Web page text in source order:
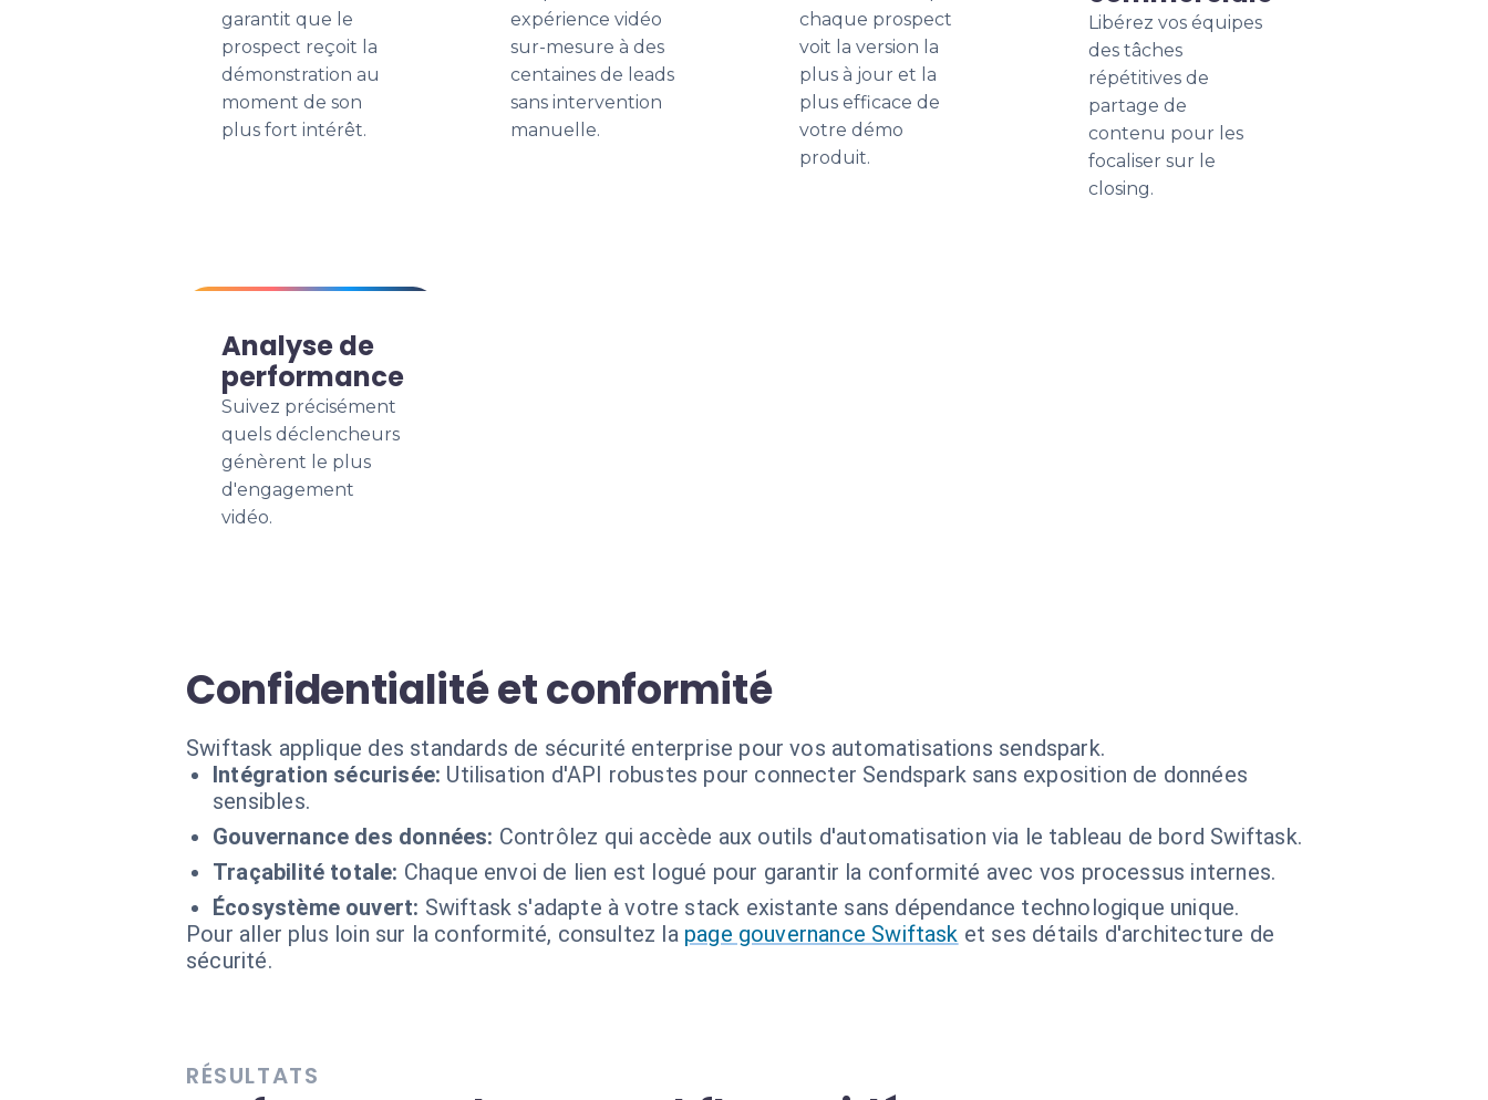
garantit que le
prospect reçoit la
démonstration au
moment de son
plus fort intérêt.
expérience vidéo
sur-mesure à des
centaines de leads
sans intervention
manuelle.
chaque prospect
voit la version la
plus à jour et la
plus efficace de
votre démo
produit.
Libérez vos équipes
des tâches
répétitives de
partage de
contenu pour les
focaliser sur le
closing.
Analyse de
performance
Suivez précisément
quels déclencheurs
génèrent le plus
d'engagement
vidéo.
Confidentialité et conformité
Swiftask applique des standards de sécurité enterprise pour vos automatisations sendspark.
Intégration sécurisée: Utilisation d'API robustes pour connecter Sendspark sans exposition de données
sensibles.
Gouvernance des données: Contrôlez qui accède aux outils d'automatisation via le tableau de bord Swiftask.
Traçabilité totale: Chaque envoi de lien est logué pour garantir la conformité avec vos processus internes.
Écosystème ouvert: Swiftask s'adapte à votre stack existante sans dépendance technologique unique.
Pour aller plus loin sur la conformité, consultez la page gouvernance Swiftask et ses détails d'architecture de
sécurité.
RÉSULTATS